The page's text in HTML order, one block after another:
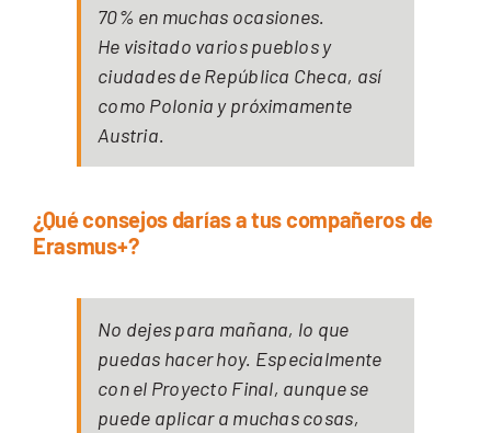
70% en muchas ocasiones.
He visitado varios pueblos y
ciudades de República Checa, así
como Polonia y próximamente
Austria.
¿Qué consejos darías a tus compañeros de
Erasmus+?
No dejes para mañana, lo que
puedas hacer hoy. Especialmente
con el Proyecto Final, aunque se
puede aplicar a muchas cosas,